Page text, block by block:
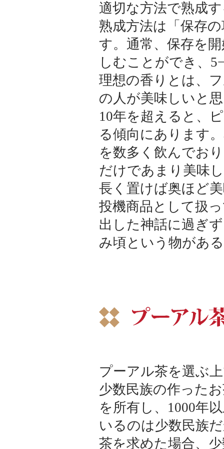
適切な方法で熟成
熟成方法は「保存
す。通常、保存を
しむことができ、
理想の香りとは、
の人が美味しいと
10年を超えると、
る傾向にあります
を数多く飲んでお
だけであまり美味
長く置けば奥ほど
投機商品として扱
出した神話に過ぎ
み頃という物があ
プーアル茶を選ぶ
少数民族の作った
を所有し、1000年
いるのは少数民族
茶を求めた場合、